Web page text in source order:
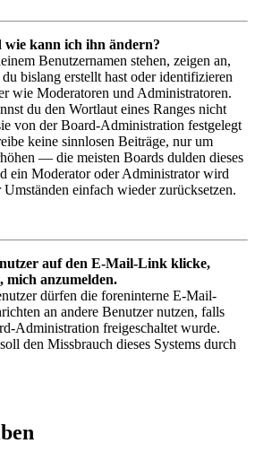
wie kann ich ihn ändern?
Benutzernamen stehen, zeigen an,
bislang erstellt hast oder identifizieren
wie Moderatoren und Administratoren.
du den Wortlaut eines Ranges nicht
von der Board-Administration festgelegt
keine sinnlosen Beiträge, nur um
— die meisten Boards dulden dieses
ein Moderator oder Administrator wird
einfach wieder zurücksetzen.
auf den E-Mail-Link klicke,
mich anzumelden.
dürfen die foreninterne E-Mail-
an andere Benutzer nutzen, falls
Administration freigeschaltet wurde.
den Missbrauch dieses Systems durch